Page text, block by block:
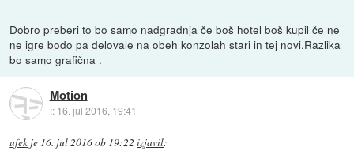
Dobro preberi to bo samo nadgradnja če boš hotel boš kupil če ne
ne igre bodo pa delovale na obeh konzolah stari in tej novi.Razlika
bo samo grafična .
Motion
:: 16. jul 2016, 19:41
ufek je 16. jul 2016 ob 19:22 izjavil: